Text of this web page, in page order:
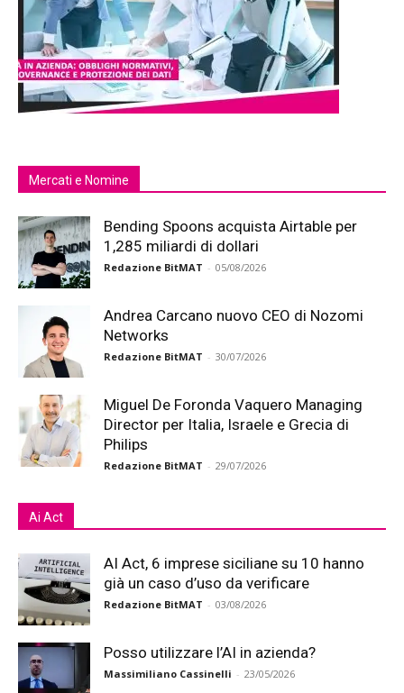
Mercati e Nomine
Bending Spoons acquista Airtable per
1,285 miliardi di dollari
Redazione BitMAT - 05/08/2026
Andrea Carcano nuovo CEO di Nozomi
Networks
Redazione BitMAT - 30/07/2026
Miguel De Foronda Vaquero Managing
Director per Italia, Israele e Grecia di
Philips
Redazione BitMAT - 29/07/2026
Ai Act
AI Act, 6 imprese siciliane su 10 hanno
già un caso d’uso da verificare
Redazione BitMAT - 03/08/2026
Posso utilizzare l’AI in azienda?
Massimiliano Cassinelli - 23/05/2026